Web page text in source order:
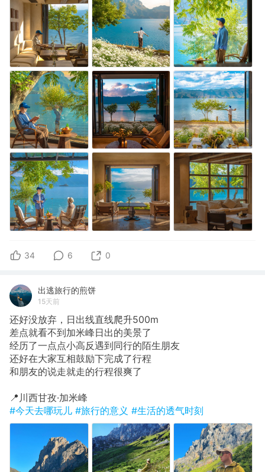
34 6 0
出逃旅行的煎饼
15天前
还好没放弃，日出线直线爬升500m
​差点就看不到加米峰日出的美景了
经历了一点点小高反遇到同行的陌生朋友
还好在大家互相鼓励下完成了行程
和朋友的说走就走的行程很爽了
​📍川西甘孜·加米峰
#今天去哪玩儿 #旅行的意义 #生活的透气时刻